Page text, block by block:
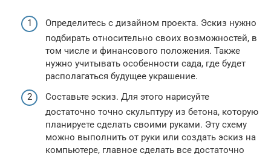
Определитесь с дизайном проекта. Эскиз нужно
подбирать относительно своих возможностей, в
том числе и финансового положения. Также
нужно учитывать особенности сада, где будет
располагаться будущее украшение.
Составьте эскиз. Для этого нарисуйте
достаточно точно скульптуру из бетона, которую
планируете сделать своими руками. Эту схему
можно выполнить от руки или создать эскиз на
компьютере, главное сделать все достаточно